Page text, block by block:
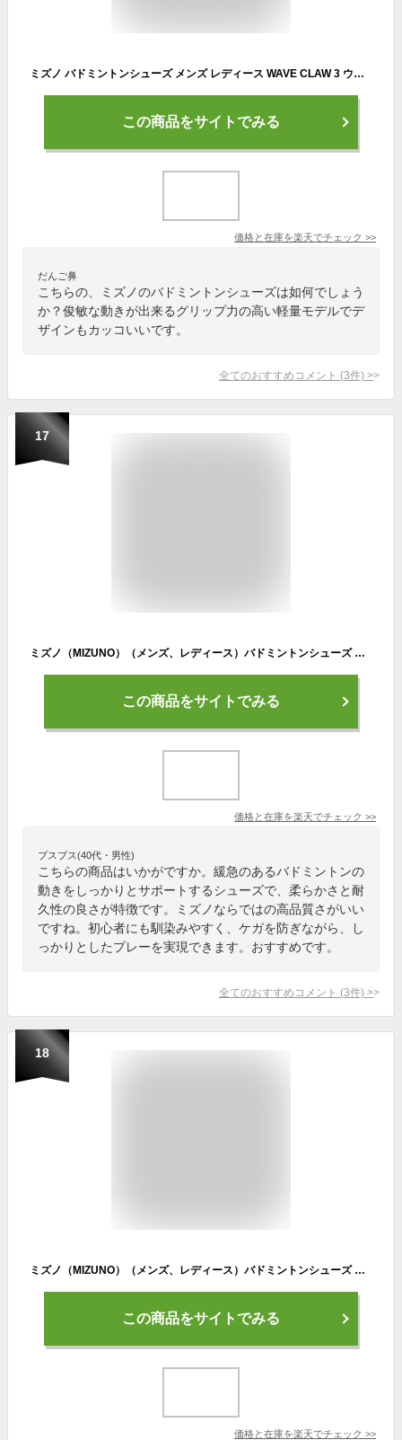
ミズノ バドミントンシューズ メンズ レディース WAVE CLAW 3 ウエーブクロー 3 71GA244305 MIZUNO
この商品をサイトでみる
価格と在庫を楽天でチェック >>
だんご鼻
こちらの、ミズノのバドミントンシューズは如何でしょう
か？俊敏な動きが出来るグリップ力の高い軽量モデルでデ
ザインもカッコいいです。
全てのおすすめコメント (3件) >
17
ミズノ（MIZUNO）（メンズ、レディース）バドミントンシューズ ウエーブクロー3 FIT 71GA244221
この商品をサイトでみる
価格と在庫を楽天でチェック >>
プスプス(40代・男性)
こちらの商品はいかがですか。緩急のあるバドミントンの
動きをしっかりとサポートするシューズで、柔らかさと耐
久性の良さが特徴です。ミズノならではの高品質さがいい
ですね。初心者にも馴染みやすく、ケガを防ぎながら、し
っかりとしたプレーを実現できます。おすすめです。
全てのおすすめコメント (3件) >
18
ミズノ（MIZUNO）（メンズ、レディース）バドミントンシューズ ウエーブクローEL 2 71GA228021
この商品をサイトでみる
価格と在庫を楽天でチェック >>